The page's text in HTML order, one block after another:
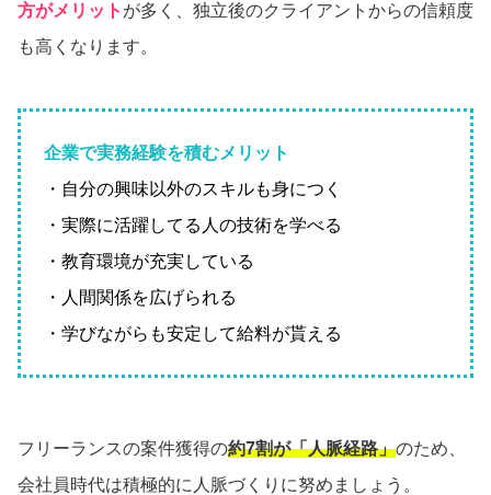
方がメリット が多く、独立後のクライアントからの信頼度
も高くなります。
企業で実務経験を積むメリット
・自分の興味以外のスキルも身につく
・実際に活躍してる人の技術を学べる
・教育環境が充実している
・人間関係を広げられる
・学びながらも安定して給料が貰える
フリーランスの案件獲得の約7割が「人脈経路」のため、
会社員時代は積極的に人脈づくりに努めましょう。